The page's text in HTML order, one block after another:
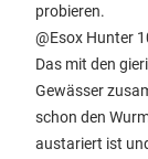
probieren.
@Esox Hunter
Das mit den
Gewässer
schon den
austariert ist